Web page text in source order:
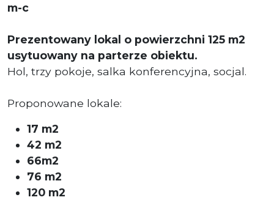
m-c
Prezentowany lokal o powierzchni 125 m2
usytuowany na parterze obiektu.
Hol, trzy pokoje, salka konferencyjna, socjal.
Proponowane lokale:
17 m2
42 m2
66m2
76 m2
120 m2